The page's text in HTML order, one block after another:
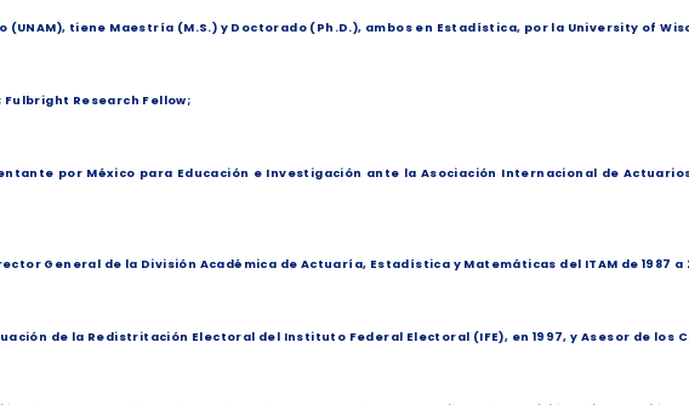
(UNAM), tiene Maestría (M.S.) y Doctorado (Ph.D.), ambos en Estadística, por la University of
Fulbright Research Fellow;
por México para Educación e Investigación ante la Asociación Internacional de
General de la División Académica de Actuaría, Estadística y Matemáticas del ITAM de 1987 a
de la Redistritación Electoral del Instituto Federal Electoral (IFE), en 1997, y Asesor de los